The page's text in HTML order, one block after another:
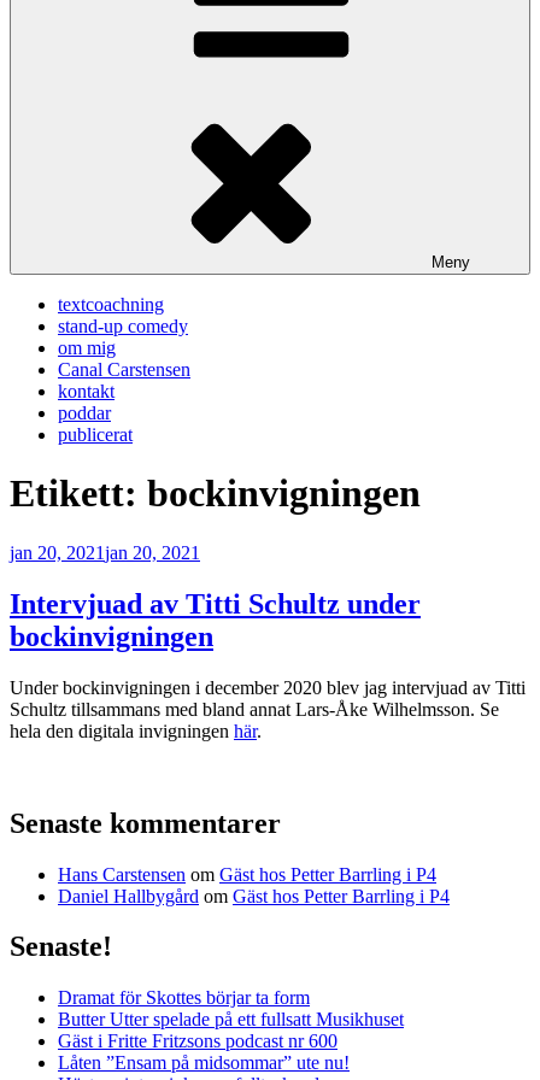
Meny
textcoachning
stand-up comedy
om mig
Canal Carstensen
kontakt
poddar
publicerat
Etikett: bockinvigningen
Publicerat
jan 20, 2021jan 20, 2021
Intervjuad av Titti Schultz under
bockinvigningen
Under bockinvigningen i december 2020 blev jag intervjuad av Titti
Schultz tillsammans med bland annat Lars-Åke Wilhelmsson. Se
hela den digitala invigningen här.
Senaste kommentarer
Hans Carstensen om Gäst hos Petter Barrling i P4
Daniel Hallbygård om Gäst hos Petter Barrling i P4
Senaste!
Dramat för Skottes börjar ta form
Butter Utter spelade på ett fullsatt Musikhuset
Gäst i Fritte Fritzsons podcast nr 600
Låten ”Ensam på midsommar” ute nu!